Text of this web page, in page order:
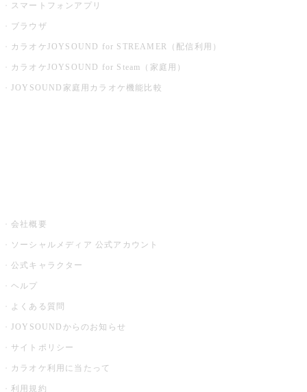
スマートフォンアプリ
ブラウザ
カラオケJOYSOUND for STREAMER（配信利用）
カラオケJOYSOUND for Steam（家庭用）
JOYSOUND家庭用カラオケ機能比較
会社概要
ソーシャルメディア 公式アカウント
公式キャラクター
ヘルプ
よくある質問
JOYSOUNDからのお知らせ
サイトポリシー
カラオケ利用に当たって
利用規約